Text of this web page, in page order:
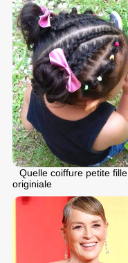
Quelle coiffure petite fille
originiale